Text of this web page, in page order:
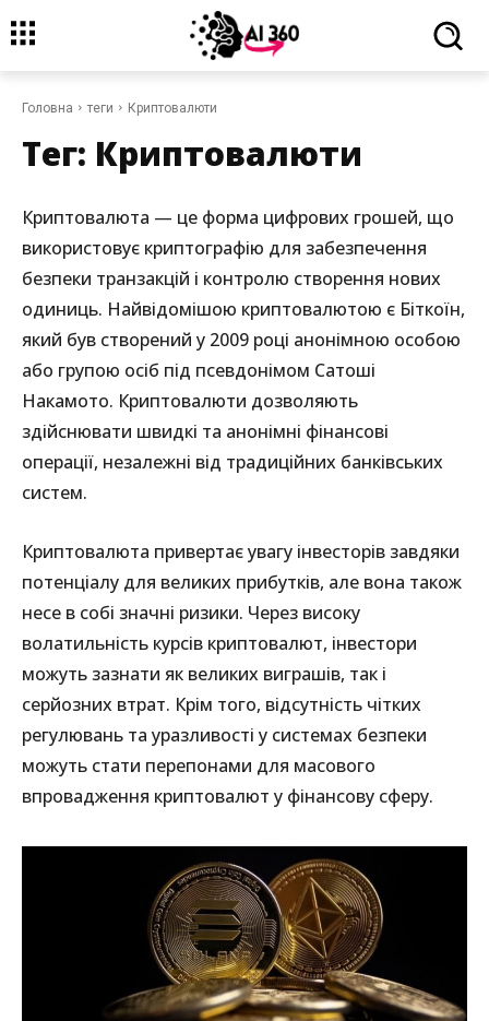
Головна теги Криптовалюти
Тег: Криптовалюти
Криптовалюта — це форма цифрових грошей, що
використовує криптографію для забезпечення
безпеки транзакцій і контролю створення нових
одиниць. Найвідомішою криптовалютою є Біткоїн,
який був створений у 2009 році анонімною особою
або групою осіб під псевдонімом Сатоші
Накамото. Криптовалюти дозволяють
здійснювати швидкі та анонімні фінансові
операції, незалежні від традиційних банківських
систем.
Криптовалюта привертає увагу інвесторів завдяки
потенціалу для великих прибутків, але вона також
несе в собі значні ризики. Через високу
волатильність курсів криптовалют, інвестори
можуть зазнати як великих виграшів, так і
серйозних втрат. Крім того, відсутність чітких
регулювань та уразливості у системах безпеки
можуть стати перепонами для масового
впровадження криптовалют у фінансову сферу.